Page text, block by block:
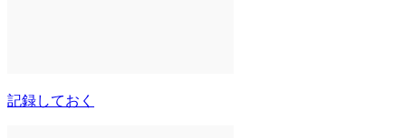
記録しておく